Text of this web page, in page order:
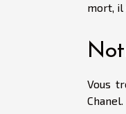
mort, il
Vous